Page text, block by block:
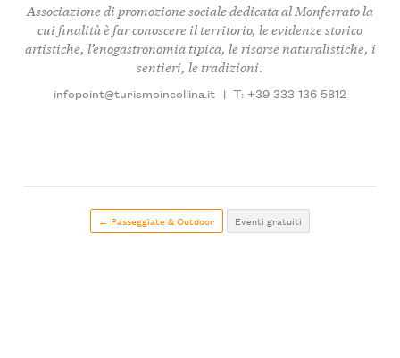
Associazione di promozione sociale dedicata al Monferrato la
cui finalità è far conoscere il territorio, le evidenze storico
artistiche, l’enogastronomia tipica, le risorse naturalistiche, i
sentieri, le tradizioni.
infopoint@turismoincollina.it | T: +39 333 136 5812
← Passeggiate & Outdoor Eventi gratuiti